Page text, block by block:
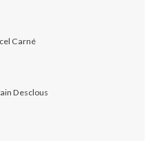
Carné
Desclous